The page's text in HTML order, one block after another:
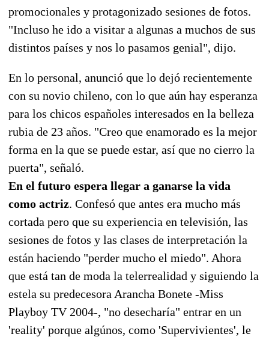
promocionales y protagonizado sesiones de fotos.
"Incluso he ido a visitar a algunas a muchos de sus
distintos países y nos lo pasamos genial", dijo.
En lo personal, anunció que lo dejó recientemente
con su novio chileno, con lo que aún hay esperanza
para los chicos españoles interesados en la belleza
rubia de 23 años. "Creo que enamorado es la mejor
forma en la que se puede estar, así que no cierro la
puerta", señaló.
En el futuro espera llegar a ganarse la vida
como actriz. Confesó que antes era mucho más
cortada pero que su experiencia en televisión, las
sesiones de fotos y las clases de interpretación la
están haciendo "perder mucho el miedo". Ahora
que está tan de moda la telerrealidad y siguiendo la
estela su predecesora Arancha Bonete -Miss
Playboy TV 2004-, "no desecharía" entrar en un
'reality' porque algúnos, como 'Supervivientes', le